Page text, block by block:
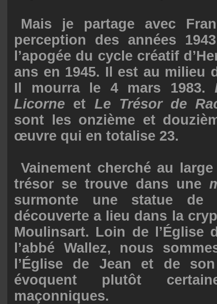
Mais je partage avec
perception des années
l’apogée du cycle créatif
ans en 1945. Il est au milieu
Il mourra le 4 mars 1983.
Licorne et Le Trésor de
sont les onzième et
œuvre qui en totalise 23.
Vainement cherché au
trésor se trouve dans une
surmonte une statue de
découverte a lieu dans la
Moulinsart. Loin de l’Église
l’abbé Wallez, nous
l’Église de Jean et de
évoquent plutôt
maçonniques.